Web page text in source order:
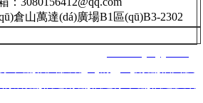
倉山萬達(dá)廣場B1區(qū)B3-2302